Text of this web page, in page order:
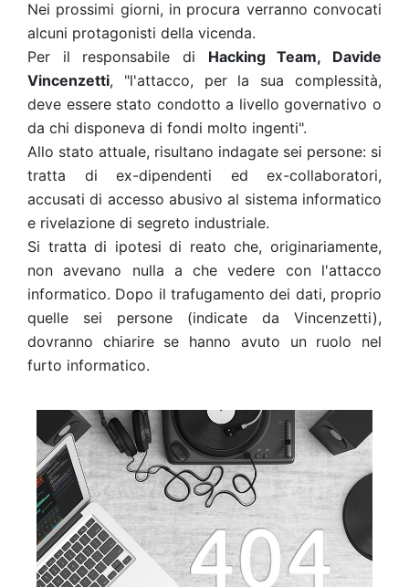
Nei prossimi giorni, in procura verranno convocati
alcuni protagonisti della vicenda.
Per il responsabile di Hacking Team, Davide
Vincenzetti, "l'attacco, per la sua complessità,
deve essere stato condotto a livello governativo o
da chi disponeva di fondi molto ingenti".
Allo stato attuale, risultano indagate sei persone: si
tratta di ex-dipendenti ed ex-collaboratori,
accusati di accesso abusivo al sistema informatico
e rivelazione di segreto industriale.
Si tratta di ipotesi di reato che, originariamente,
non avevano nulla a che vedere con l'attacco
informatico. Dopo il trafugamento dei dati, proprio
quelle sei persone (indicate da Vincenzetti),
dovranno chiarire se hanno avuto un ruolo nel
furto informatico.